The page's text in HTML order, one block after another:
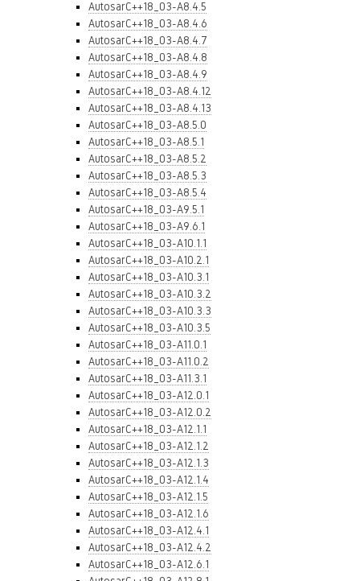
AutosarC++18_03-A8.4.5
AutosarC++18_03-A8.4.6
AutosarC++18_03-A8.4.7
AutosarC++18_03-A8.4.8
AutosarC++18_03-A8.4.9
AutosarC++18_03-A8.4.12
AutosarC++18_03-A8.4.13
AutosarC++18_03-A8.5.0
AutosarC++18_03-A8.5.1
AutosarC++18_03-A8.5.2
AutosarC++18_03-A8.5.3
AutosarC++18_03-A8.5.4
AutosarC++18_03-A9.5.1
AutosarC++18_03-A9.6.1
AutosarC++18_03-A10.1.1
AutosarC++18_03-A10.2.1
AutosarC++18_03-A10.3.1
AutosarC++18_03-A10.3.2
AutosarC++18_03-A10.3.3
AutosarC++18_03-A10.3.5
AutosarC++18_03-A11.0.1
AutosarC++18_03-A11.0.2
AutosarC++18_03-A11.3.1
AutosarC++18_03-A12.0.1
AutosarC++18_03-A12.0.2
AutosarC++18_03-A12.1.1
AutosarC++18_03-A12.1.2
AutosarC++18_03-A12.1.3
AutosarC++18_03-A12.1.4
AutosarC++18_03-A12.1.5
AutosarC++18_03-A12.1.6
AutosarC++18_03-A12.4.1
AutosarC++18_03-A12.4.2
AutosarC++18_03-A12.6.1